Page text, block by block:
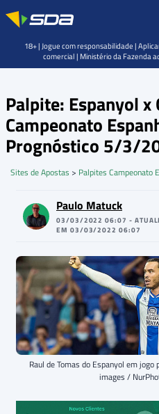
Palpite: Espanyol x
Campeonato
Prognóstico 5/3/
Sites de Apostas > Palpites Campeonato
Paulo Matuck
03/03/2022 06:07 -
EM 03/03/2022 06:07
Raul de Tomas do Espanyol em
images /
18+ | Jogue com responsabilidade |
comercial | Ministério da Fazenda